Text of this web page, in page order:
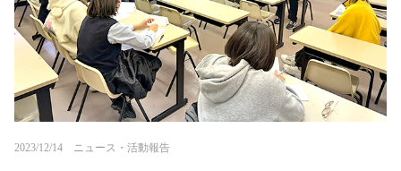
2023/12/14 ニュース・活動報告